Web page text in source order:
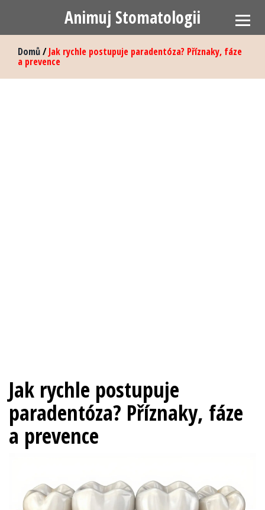
Animuj Stomatologii
Domů/Jak rychle postupuje paradentóza? Příznaky, fáze
a prevence
Jak rychle postupuje
paradentóza? Příznaky, fáze
a prevence